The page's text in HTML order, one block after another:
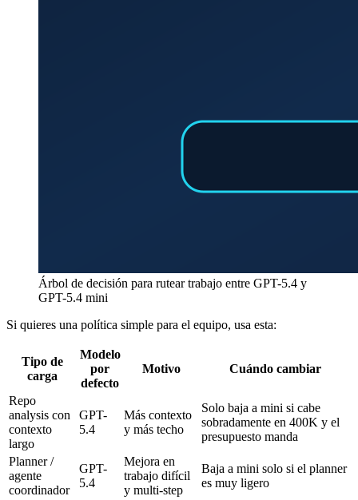
Árbol de decisión para rutear trabajo entre GPT-5.4 y
GPT-5.4 mini
Si quieres una política simple para el equipo, usa esta:
Tipo de
carga
Modelo
por
defecto
Motivo Cuándo cambiar
Repo
analysis con
contexto
largo
GPT-
5.4
Más contexto
y más techo
Solo baja a mini si cabe
sobradamente en 400K y el
presupuesto manda
Planner /
agente
coordinador
GPT-
5.4
Mejora en
trabajo difícil
y multi-step
Baja a mini solo si el planner
es muy ligero